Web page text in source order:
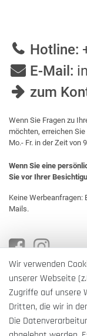
Hotline:
E-Mail:
zum
Wenn Sie Fragen zu
möchten, erreichen
Mo.- Fr. in der Zeit von
Wenn Sie eine
Sie vor Ihrer
Keine Werbeanfragen:
Mails.
Wir verwenden
unserer Webseite
Zugriffe auf unsere
Dritten, die wir in
Die